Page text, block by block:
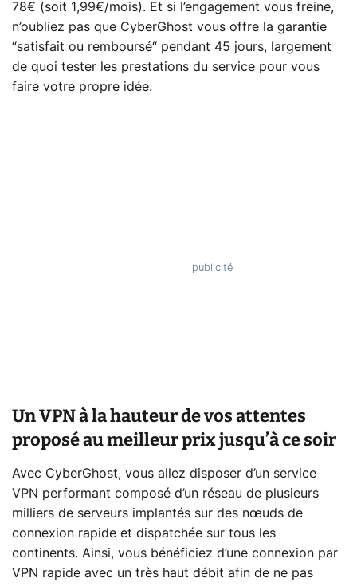
78€ (soit 1,99€/mois). Et si l’engagement vous freine,
n’oubliez pas que CyberGhost vous offre la garantie
“satisfait ou remboursé“ pendant 45 jours, largement
de quoi tester les prestations du service pour vous
faire votre propre idée.
Un VPN à la hauteur de vos attentes
proposé au meilleur prix jusqu’à ce soir
Avec CyberGhost, vous allez disposer d’un service
VPN performant composé d’un réseau de plusieurs
milliers de serveurs implantés sur des nœuds de
connexion rapide et dispatchée sur tous les
continents. Ainsi, vous bénéficiez d’une connexion par
VPN rapide avec un très haut débit afin de ne pas